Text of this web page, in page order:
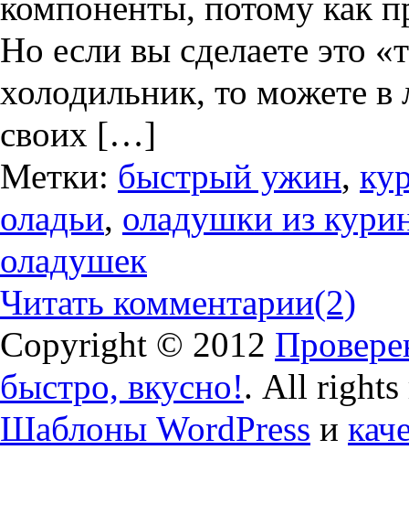
Но если вы сделаете это
холодильник, то можете в
своих […]
Метки: быстрый ужин,
оладьи, оладушки из
оладушек
Читать комментарии(2)
Copyright © 2012
быстро, вкусно!. All rights
Шаблоны WordPress и